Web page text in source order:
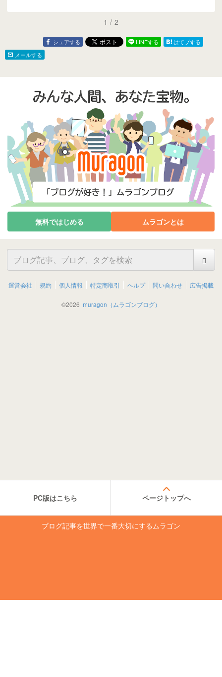
1 / 2
シェアする LINEする
はてブする
メールする
無料ではじめる ムラゴンとは
運営会社 規約 個人情報 特定商取引 ヘルプ 問い合わせ 広告掲載
©2026 muragon（ムラゴンブログ）
PC版はこちら ページトップへ
ブログ記事を世界で一番大切にするムラゴン